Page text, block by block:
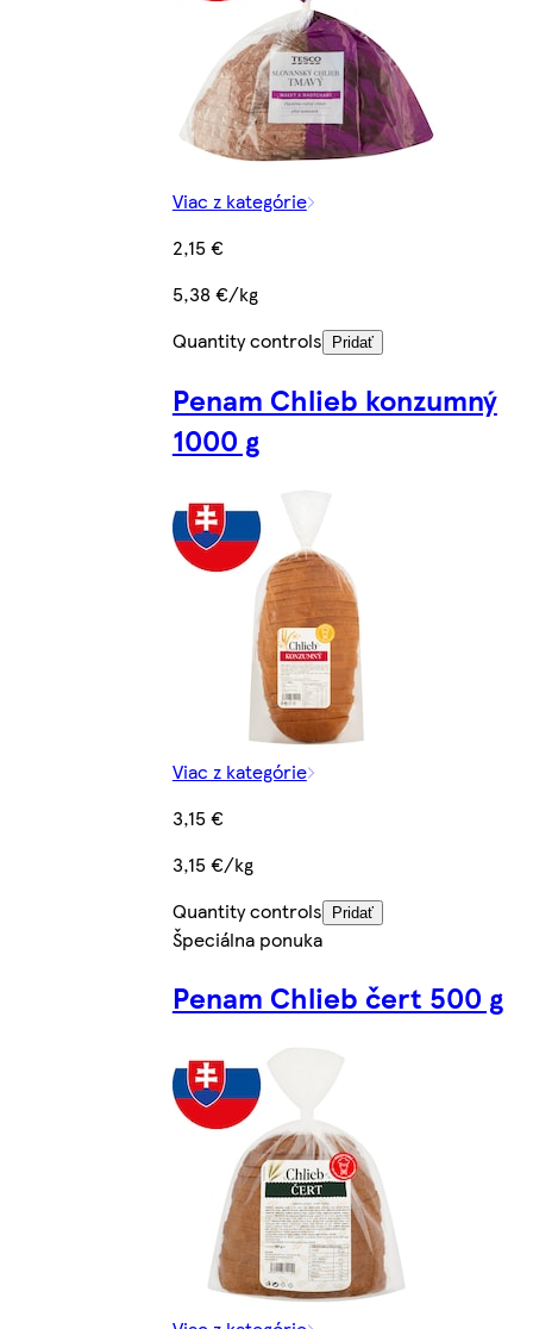
Viac z kategórie
2,15 €
5,38 €/kg
Quantity controls
Pridať
Penam Chlieb konzumný
1000 g
Viac z kategórie
3,15 €
3,15 €/kg
Quantity controls
Pridať
Špeciálna ponuka
Penam Chlieb čert 500 g